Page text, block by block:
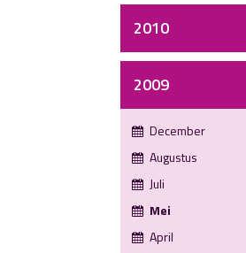
2010
2009
December
Augustus
Juli
Mei
April